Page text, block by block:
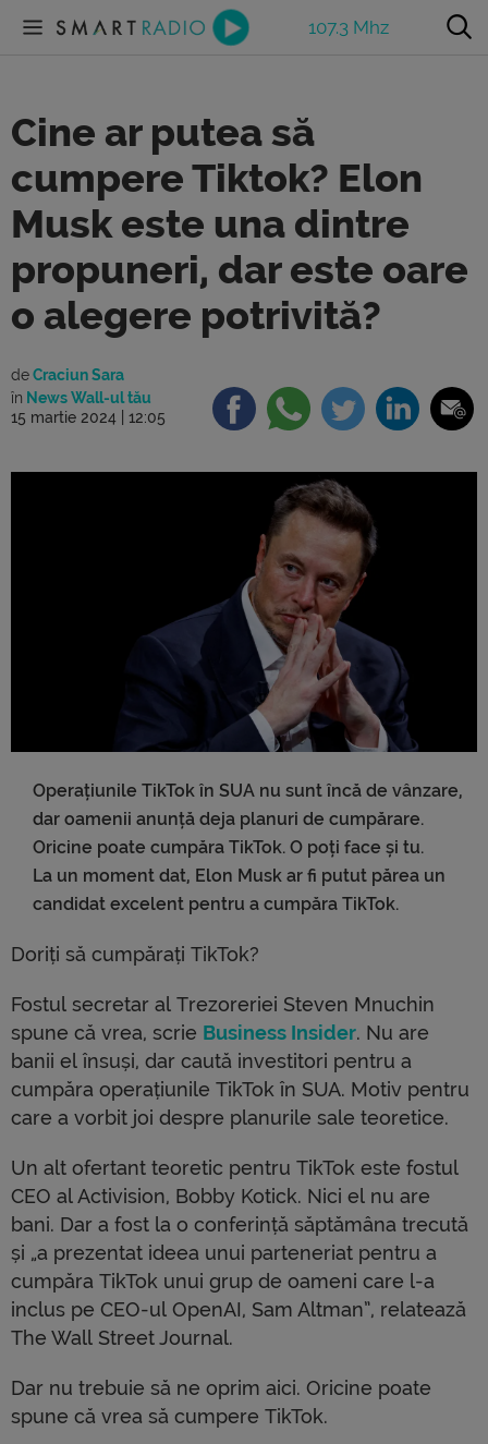
107.3 Mhz
Cine ar putea să
cumpere Tiktok? Elon
Musk este una dintre
propuneri, dar este oare
o alegere potrivită?
deCraciun Sara
în News Wall-ul tău
15 martie 2024 | 12:05
Operațiunile TikTok în SUA nu sunt încă de vânzare,
dar oamenii anunță deja planuri de cumpărare.
Oricine poate cumpăra TikTok. O poți face și tu.
La un moment dat, Elon Musk ar fi putut părea un
candidat excelent pentru a cumpăra TikTok.
Doriți să cumpărați TikTok?
Fostul secretar al Trezoreriei Steven Mnuchin
spune că vrea, scrie Business Insider. Nu are
banii el însuși, dar caută investitori pentru a
cumpăra operațiunile TikTok în SUA. Motiv pentru
care a vorbit joi despre planurile sale teoretice.
Un alt ofertant teoretic pentru TikTok este fostul
CEO al Activision, Bobby Kotick. Nici el nu are
bani. Dar a fost la o conferință săptămâna trecută
și „a prezentat ideea unui parteneriat pentru a
cumpăra TikTok unui grup de oameni care l-a
inclus pe CEO-ul OpenAI, Sam Altman”, relatează
The Wall Street Journal.
Dar nu trebuie să ne oprim aici. Oricine poate
spune că vrea să cumpere TikTok.